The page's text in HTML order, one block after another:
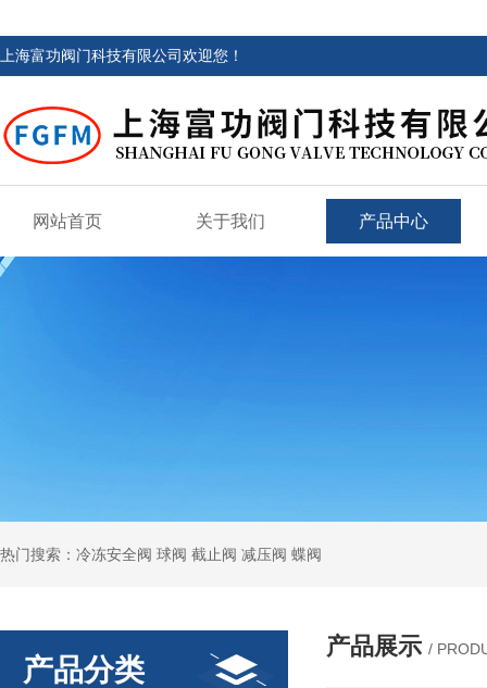
上海富功阀门科技有限公司欢迎您！
网站首页 关于我们 产品中心
热门搜索：冷冻安全阀 球阀 截止阀 减压阀 蝶阀
产品分类
产品展示 /